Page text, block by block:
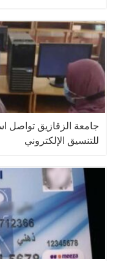
جامعة الزقازيق تواصل
للتنسيق الإلكتروني